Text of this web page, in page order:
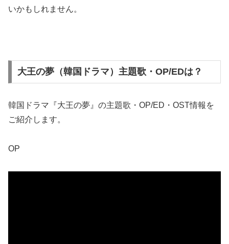
いかもしれません。
大王の夢（韓国ドラマ）主題歌・OP/EDは？
韓国ドラマ『大王の夢』の主題歌・OP/ED・OST情報を
ご紹介します。
OP